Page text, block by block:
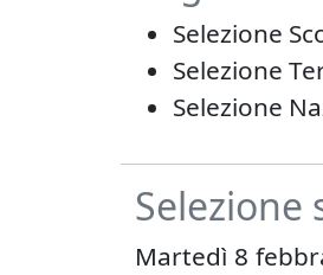
Selezione
Selezione
Selezione
Selezione
Martedì 8